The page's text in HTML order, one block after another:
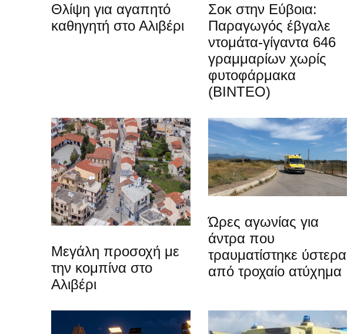
Θλίψη για αγαπητό
καθηγητή στο Αλιβέρι
Σοκ στην Εύβοια:
Παραγωγός έβγαλε
ντομάτα-γίγαντα 646
γραμμαρίων χωρίς
φυτοφάρμακα
(ΒΙΝΤΕΟ)
Μεγάλη προσοχή με
την κομπίνα στο
Αλιβέρι
Ώρες αγωνίας για
άντρα που
τραυματίστηκε ύστερα
από τροχαίο ατύχημα